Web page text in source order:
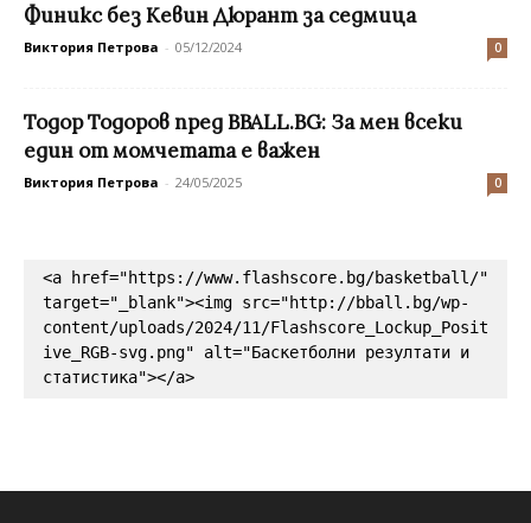
Финикс без Кевин Дюрант за седмица
Виктория Петрова - 05/12/2024 0
Тодор Тодоров пред BBALL.BG: За мен всеки
един от момчетата е важен
Виктория Петрова - 24/05/2025 0
<a href="https://www.flashscore.bg/basketball/"
target="_blank"><img src="http://bball.bg/wp-
content/uploads/2024/11/Flashscore_Lockup_Posit
ive_RGB-svg.png" alt="Баскетболни резултати и
статистика"></a>